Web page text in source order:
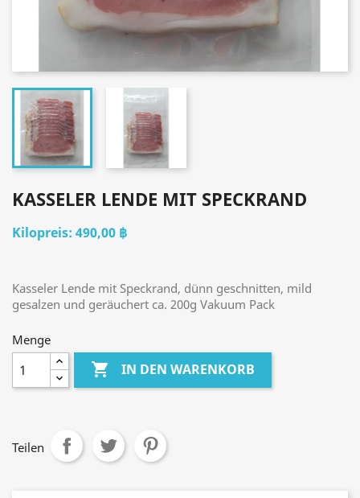
KASSELER LENDE MIT SPECKRAND
490,00 ฿
Kasseler Lende mit Speckrand, dünn geschnitten, mild
gesalzen und geräuchert ca. 200g Vakuum Pack
Menge
 IN DEN WARENKORB
Teilen